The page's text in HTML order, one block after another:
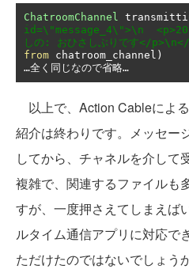
ChatroomChannel
id=\"message_4\">\n
しの: おひさしぶりです</
from chatroom_channel )
…全く同じなので省略…
以上で、Action Cableによ
紹介は終わりです。メッセー
してから、チャネルを介して
複雑で、関連するファイルも
すが、一度押さえてしまえば
ルタイム通信アプリに対応で
ただけたのではないでしょう